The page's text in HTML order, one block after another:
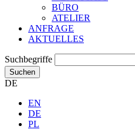
BÜRO
ATELIER
ANFRAGE
AKTUELLES
Suchbegriffe
Suchen
DE
EN
DE
PL